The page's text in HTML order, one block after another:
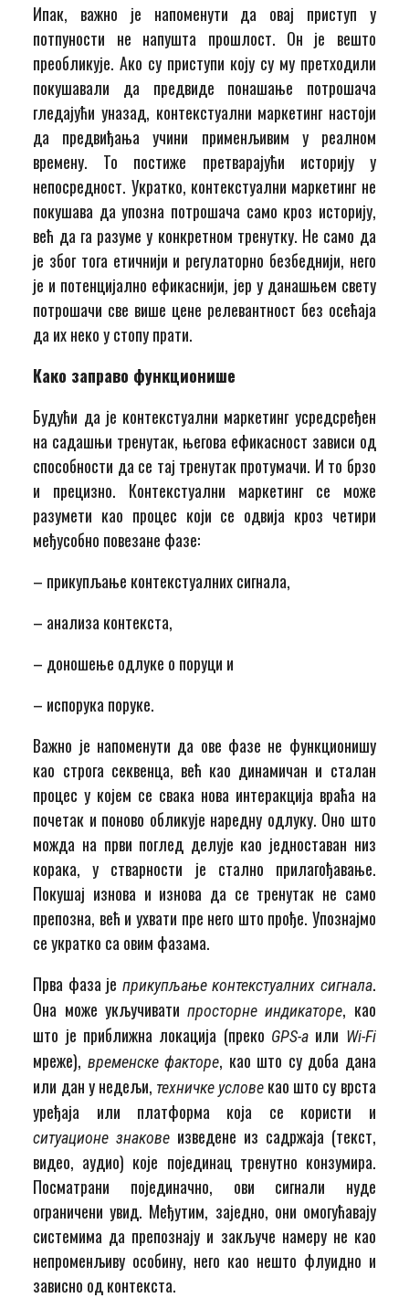
Ипак, важно је напоменути да овај приступ у
потпуности не напушта прошлост. Он је вешто
преобликује. Ако су приступи коју су му претходили
покушавали да предвиде понашање потрошача
гледајући уназад, контекстуални маркетинг настоји
да предвиђања учини применљивим у реалном
времену. То постиже претварајући историју у
непосредност. Укратко, контекстуални маркетинг не
покушава да упозна потрошача само кроз историју,
већ да га разуме у конкретном тренутку. Не само да
је због тога етичнији и регулаторно безбеднији, него
је и потенцијално ефикаснији, јер у данашњем свету
потрошачи све више цене релевантност без осећаја
да их неко у стопу прати.
Како заправо функционише
Будући да је контекстуални маркетинг усредсређен
на садашњи тренутак, његова ефикасност зависи од
способности да се тај тренутак протумачи. И то брзо
и прецизно. Контекстуални маркетинг се може
разумети као процес који се одвија кроз четири
међусобно повезане фазе:
– прикупљање контекстуалних сигнала,
– анализа контекста,
– доношење одлуке о поруци и
– испорука поруке.
Важно је напоменути да ове фазе не функционишу
као строга секвенца, већ као динамичан и сталан
процес у којем се свака нова интеракција враћа на
почетак и поново обликује наредну одлуку. Оно што
можда на први поглед делује као једноставан низ
корака, у стварности је стално прилагођавање.
Покушај изнова и изнова да се тренутак не само
препозна, већ и ухвати пре него што прође. Упознајмо
се укратко са овим фазама.
Прва фаза је прикупљање контекстуалних сигнала.
Она може укључиватипросторне индикаторе, као
што је приближна локација (преко GPS-аили Wi-Fi
мреже), временске факторе, као што су доба дана
или дан у недељи, техничке услове као што су врста
уређаја или платформа која се користи и
ситуационе знакове изведене из садржаја (текст,
видео, аудио) које појединац тренутно конзумира.
Посматрани појединачно, ови сигнали нуде
ограничени увид. Међутим, заједно, они омогућавају
системима да препознају и закључе намеру не као
непроменљиву особину, него као нешто флуидно и
зависно од контекста.